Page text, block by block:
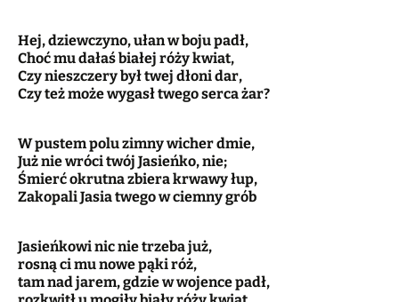
Hej, dziewczyno, ułan w boju padł,
Choć mu dałaś białej róży kwiat,
Czy nieszczery był twej dłoni dar,
Czy też może wygasł twego serca żar?
W pustem polu zimny wicher dmie,
Już nie wróci twój Jasieńko, nie;
Śmierć okrutna zbiera krwawy łup,
Zakopali Jasia twego w ciemny grób
Jasieńkowi nic nie trzeba już,
rosną ci mu nowe pąki róż,
tam nad jarem, gdzie w wojence padł,